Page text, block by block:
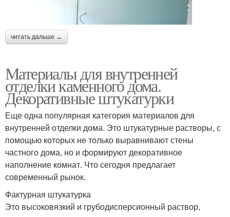
читать дальше →
Материалы для внутренней
отделки каменного дома.
Декоративные штукатурки
Еще одна популярная категория материалов для
внутренней отделки дома. Это штукатурные растворы, с
помощью которых не только выравнивают стены
частного дома, но и формируют декоративное
наполнение комнат. Что сегодня предлагает
современный рынок.
Фактурная штукатурка
Это высоковязкий и грубодисперсионный раствор,